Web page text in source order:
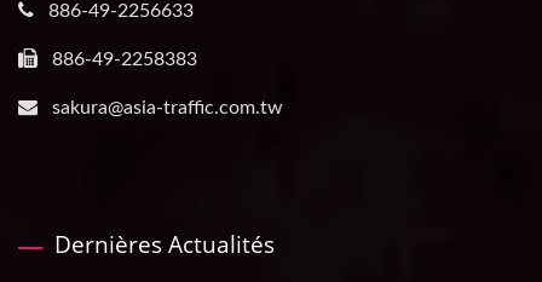
886-49-2256633
886-49-2258383
sakura@asia-traffic.com.tw
Dernières Actualités